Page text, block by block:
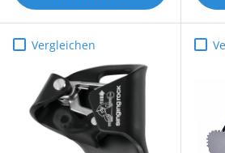
Vergleichen